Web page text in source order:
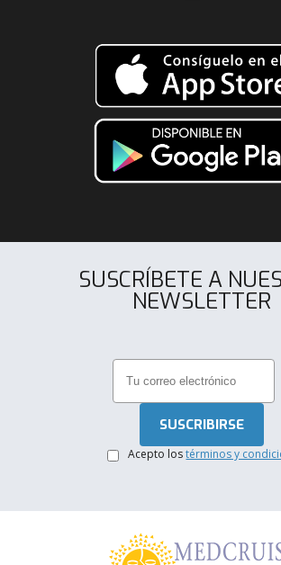
SUSCRÍBETE A
NEWSLETTER
Acepto lostérminos y